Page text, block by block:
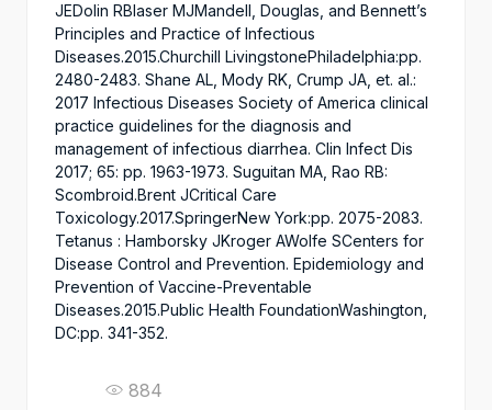
JEDolin RBlaser MJMandell, Douglas, and Bennett’s
Principles and Practice of Infectious
Diseases.2015.Churchill LivingstonePhiladelphia:pp.
2480-2483. Shane AL, Mody RK, Crump JA, et. al.:
2017 Infectious Diseases Society of America clinical
practice guidelines for the diagnosis and
management of infectious diarrhea. Clin Infect Dis
2017; 65: pp. 1963-1973. Suguitan MA, Rao RB:
Scombroid.Brent JCritical Care
Toxicology.2017.SpringerNew York:pp. 2075-2083.
Tetanus : Hamborsky JKroger AWolfe SCenters for
Disease Control and Prevention. Epidemiology and
Prevention of Vaccine-Preventable
Diseases.2015.Public Health FoundationWashington,
DC:pp. 341-352.
884